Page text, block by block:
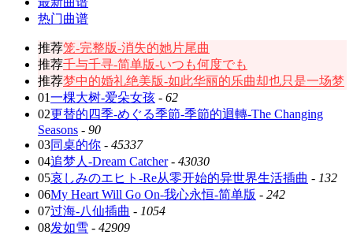
热门曲谱
推荐笼-完整版-消失的她片尾曲
推荐千与千寻-简单版-いつも何度でも
推荐梦中的婚礼绝美版-如此华丽的乐曲却也只是一场梦
01一棵大树-爱朵女孩 - 62
02更替的四季-めぐる季節-季節的迴轉-The Changing
Seasons - 90
03同桌的你 - 45337
04追梦人-Dream Catcher- 43030
05哀しみのエヒト-Re从零开始的异世界生活插曲 - 132
06My Heart Will Go On-我心永恒-简单版 - 242
07过海-八仙插曲 - 1054
08发如雪 - 42909